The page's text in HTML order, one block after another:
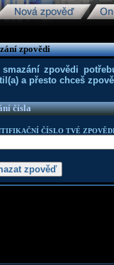
zpovědi
smazání zpovědi
a přesto chceš
čísla
ČÍSLO TVÉ